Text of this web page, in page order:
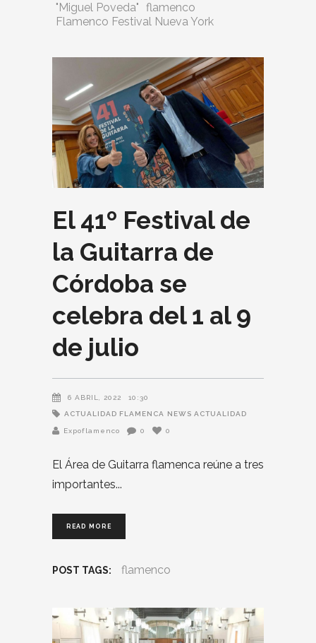
"Miguel Poveda" flamenco
Flamenco Festival Nueva York
El 41º Festival de
la Guitarra de
Córdoba se
celebra del 1 al 9
de julio
6 ABRIL, 2022 10:30
ACTUALIDAD FLAMENCA NEWS ACTUALIDAD
Expoflamenco 0 0
El Área de Guitarra flamenca reúne a tres
importantes
READ MORE
POST TAGS: flamenco